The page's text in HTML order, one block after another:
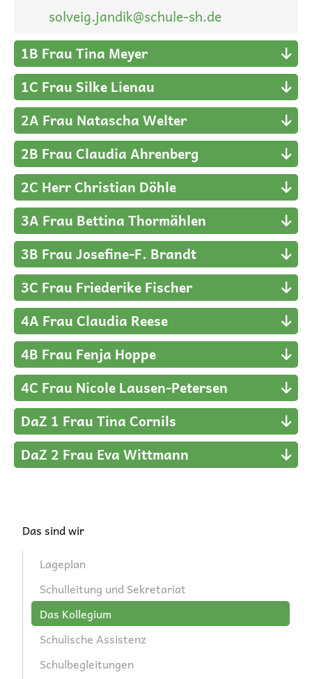
solveig.jandik@schule-sh.de
1B Frau Tina Meyer
1C Frau Silke Lienau
2A Frau Natascha Welter
2B Frau Claudia Ahrenberg
2C Herr Christian Döhle
3A Frau Bettina Thormählen
3B Frau Josefine-F. Brandt
3C Frau Friederike Fischer
4A Frau Claudia Reese
4B Frau Fenja Hoppe
4C Frau Nicole Lausen-Petersen
DaZ 1 Frau Tina Cornils
DaZ 2 Frau Eva Wittmann
überspringen
Das sind wir
Lageplan
Schulleitung und Sekretariat
Das Kollegium
Schulische Assistenz
Schulbegleitungen